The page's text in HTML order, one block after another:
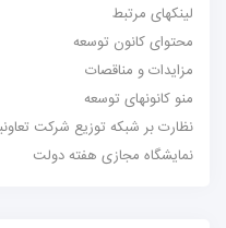
لینکهای مرتبط
محتوای کانون توسعه
مزایدات و مناقصات
منو کانونهای توسعه
نظارت بر شبکه توزیع شرکت
نمایشگاه مجازی هفته دولت